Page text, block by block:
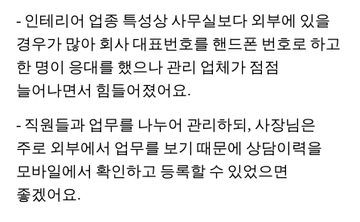
- 인테리어 업종 특성상 사무실보다 외부에 있을
경우가 많아 회사 대표번호를 핸드폰 번호로 하고
한 명이 응대를 했으나 관리 업체가 점점
늘어나면서 힘들어졌어요.
- 직원들과 업무를 나누어 관리하되, 사장님은
주로 외부에서 업무를 보기 때문에 상담이력을
모바일에서 확인하고 등록할 수 있었으면
좋겠어요.